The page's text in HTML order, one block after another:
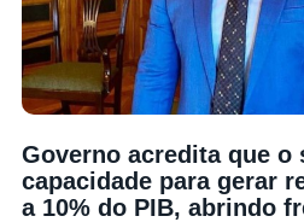
Governo acredita que o
capacidade para gerar
a 10% do PIB, abrindo